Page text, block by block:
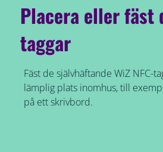
Placera eller fäst
taggar
Fäst de självhäftande WiZ NFC-
lämplig plats inomhus, till
på ett skrivbord.